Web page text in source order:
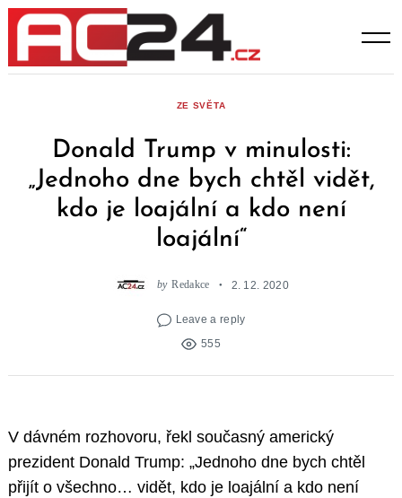
Skip
content
ZE SVĚTA
Donald Trump v minulosti:
„Jednoho dne bych chtěl vidět,
kdo je loajální a kdo není
loajální“
by Redakce 2. 12. 2020
Leave a reply
555
V dávném rozhovoru, řekl současný americký
prezident Donald Trump: „Jednoho dne bych chtěl
přijít o všechno… vidět, kdo je loajální a kdo není